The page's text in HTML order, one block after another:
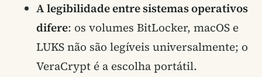
A legibilidade entre sistemas operativos
difere: os volumes BitLocker, macOS e
LUKS não são legíveis universalmente; o
VeraCrypt é a escolha portátil.